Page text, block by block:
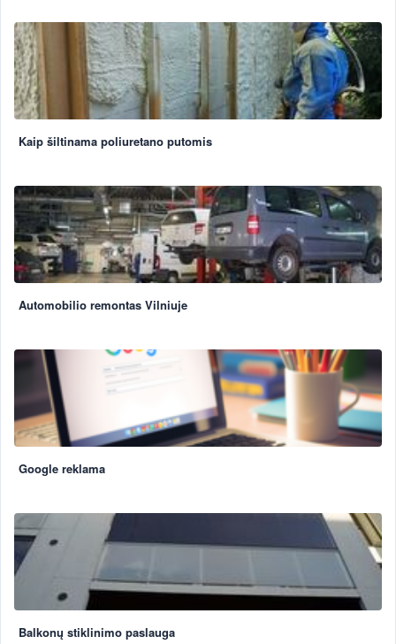
Kaip šiltinama poliuretano putomis
Automobilio remontas Vilniuje
Google reklama
Balkonų stiklinimo paslauga